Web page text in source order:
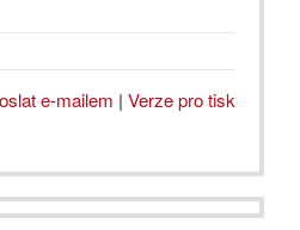
e-mailem | Verze pro tisk